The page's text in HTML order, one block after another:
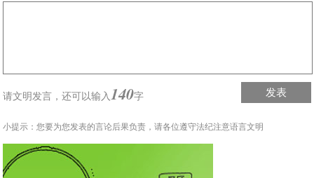
请文明发言，还可以输入 140字 发表
小提示：您要为您发表的言论后果负责，请各位遵守法纪注意语言文明